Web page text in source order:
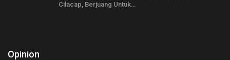
Cilacap, Berjuang Untuk…
Opinion